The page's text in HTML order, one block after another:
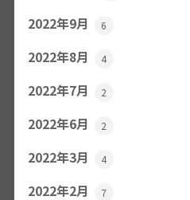
2022年9月 6
2022年8月 4
2022年7月 2
2022年6月 2
2022年3月 4
2022年2月 7